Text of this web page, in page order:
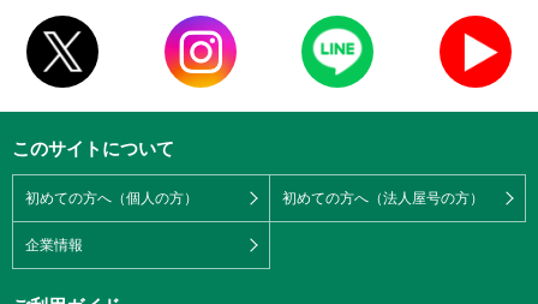
このサイトについて
初めての方へ（個人の方） 初めての方へ（法人屋号の方）
企業情報